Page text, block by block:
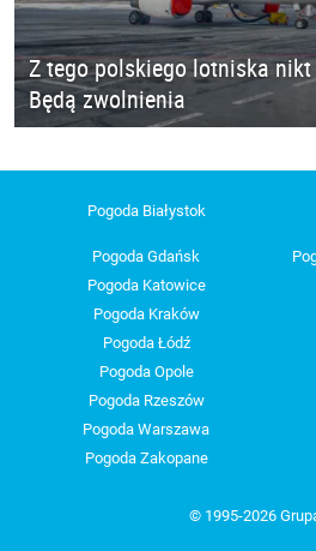
Z tego polskiego lotniska
Będą zwolnienia
Pogoda Białystok
Pogoda Gdańsk
Pogoda Katowice
Pogoda Kraków
Pogoda Łódź
Pogoda Opole
Pogoda Rzeszów
Pogoda Warszawa
Pogoda Zakopane
© 1995-2026